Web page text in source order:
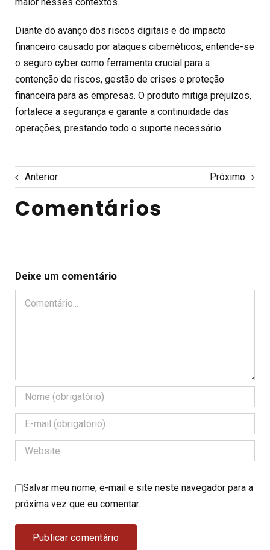
Diante do avanço dos riscos digitais e do impacto
financeiro causado por ataques cibernéticos, entende-se
o seguro cyber como ferramenta crucial para a
contenção de riscos, gestão de crises e proteção
financeira para as empresas. O produto mitiga prejuízos,
fortalece a segurança e garante a continuidade das
operações, prestando todo o suporte necessário.
Anterior Próximo
Comentários
Deixe um comentário
Comentário
Salvar meu nome, e-mail e site neste navegador para a
próxima vez que eu comentar.